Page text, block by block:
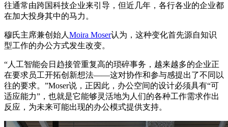
往通常由跨国科技企业来引导，但近几年，各行各业的企业都
在加大投身其中的马力。
穆氏主席兼创始人 Moira Moser认为，这种变化首先源自知识
型工作的办公方式发生改变。
“人工智能会日趋接管重复高的琐碎事务，越来越多的企业正
在要求员工开拓创新想法——这对协作和参与感提出了不同以
往的要求。”Moser说，正因此，办公空间的设计必须具有“可
适应能力”，也就是它能够灵活地为人们的各种工作需求作出
反应，为未来可能出现的办公模式提供支持。